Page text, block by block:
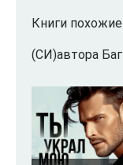
Книги
(СИ)автора